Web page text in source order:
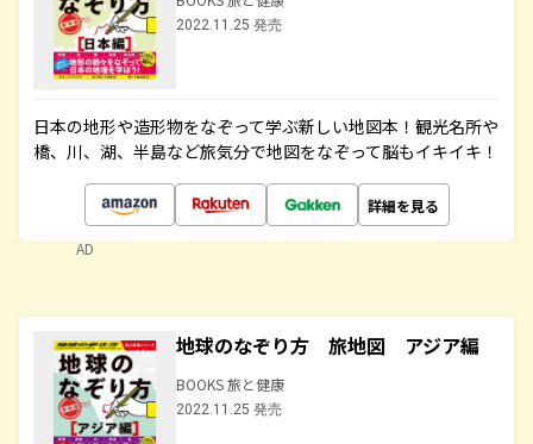
2022.11.25 発売
日本の地形や造形物をなぞって学ぶ新しい地図本！観光名所や
橋、川、湖、半島など旅気分で地図をなぞって脳もイキイキ！
詳細を見る
AD
地球のなぞり方 旅地図 アジア編
BOOKS 旅と健康
2022.11.25 発売